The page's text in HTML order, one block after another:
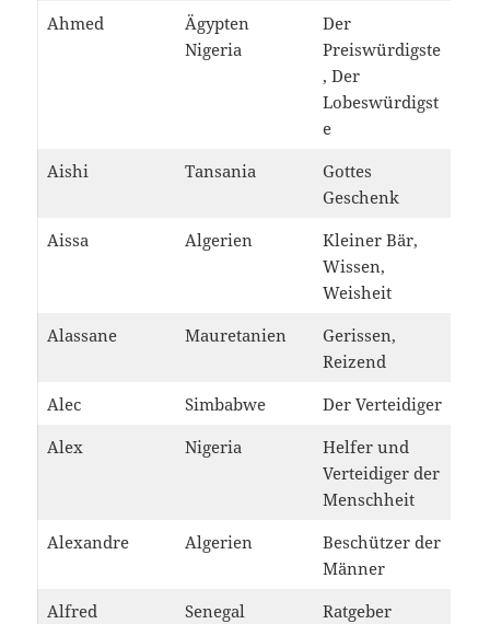
Ahmed
Ägypten
Nigeria
Der
Preiswürdigste
, Der
Lobeswürdigst
e
Aishi
Tansania
Gottes
Geschenk
Aissa
Algerien
Kleiner Bär,
Wissen,
Weisheit
Alassane
Mauretanien
Gerissen,
Reizend
Alec
Simbabwe
Der Verteidiger
Alex
Nigeria
Helfer und
Verteidiger der
Menschheit
Alexandre
Algerien
Beschützer der
Männer
Alfred
Senegal
Ratgeber